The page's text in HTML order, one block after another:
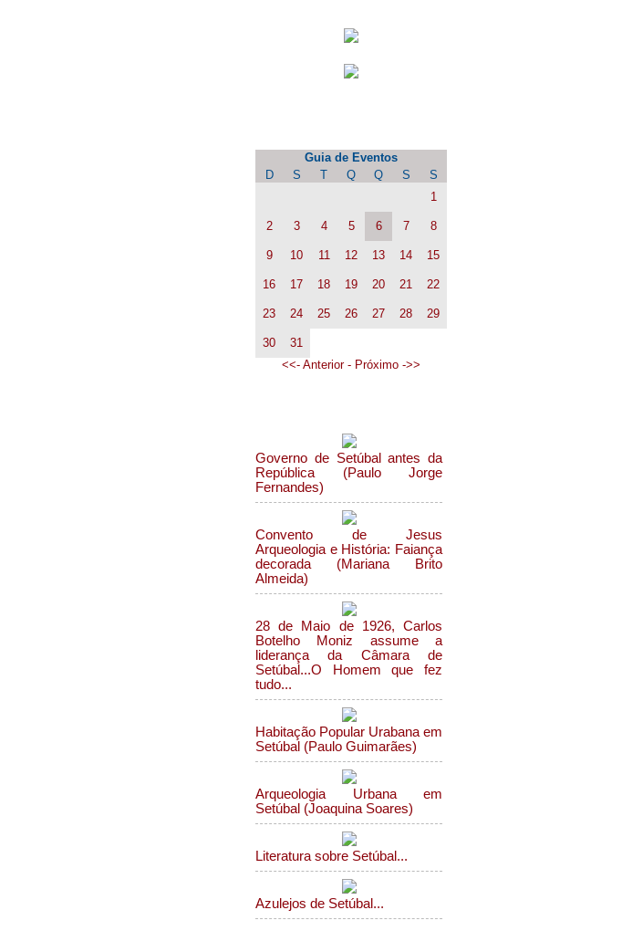
Guia de Eventos
D
S T Q Q S
S
1
2 3 4 5 6 7 8
9 10 11 12 13 14 15
16 17 18 19 20 21 22
23 24 25 26 27 28 29
30
31
<<- Anterior - Próximo ->>
Governo de Setúbal antes da
República (Paulo Jorge
Fernandes)
Convento de Jesus
Arqueologia e História: Faiança
decorada (Mariana Brito
Almeida)
28 de Maio de 1926, Carlos
Botelho Moniz assume a
liderança da Câmara de
Setúbal...O Homem que fez
tudo...
Habitação Popular Urabana em
Setúbal (Paulo Guimarães)
Arqueologia Urbana em
Setúbal (Joaquina Soares)
Literatura sobre Setúbal...
Azulejos de Setúbal...